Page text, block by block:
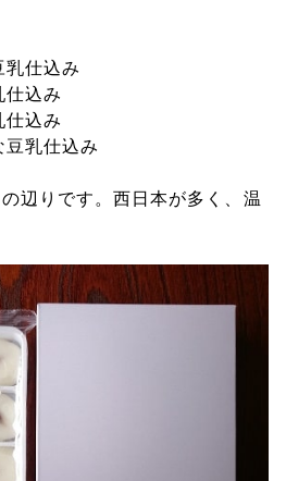
乳仕込み
仕込み
仕込み
乳仕込み
辺りです。西日本が多く、温